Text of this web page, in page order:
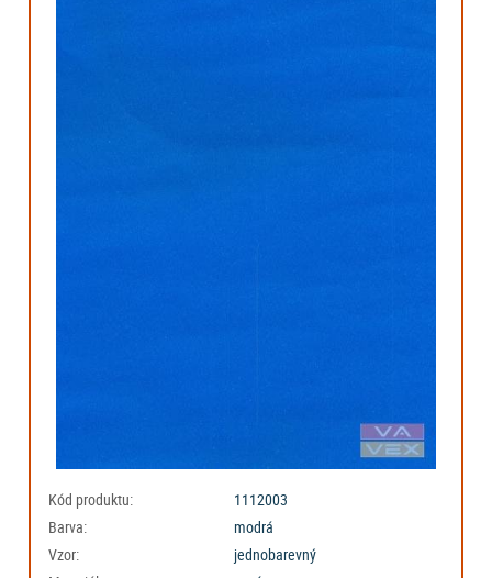
Kód produktu:
1112003
Barva:
modrá
Vzor:
jednobarevný